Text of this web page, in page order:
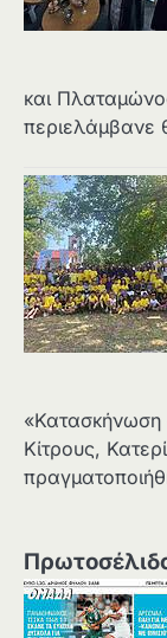
και
περιελάμβανε
«Κατασκήνωση
Κίτρους,